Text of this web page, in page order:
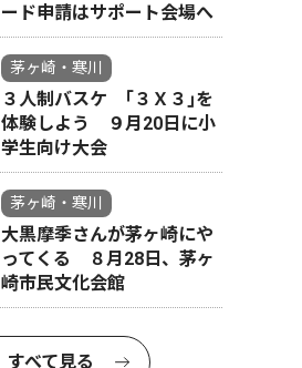
ード申請はサポート会場へ
茅ヶ崎・寒川
３人制バスケ ｢３Ｘ３｣を
体験しよう ９月20日に小
学生向け大会
茅ヶ崎・寒川
大黒摩季さんが茅ヶ崎にや
ってくる ８月28日、茅ヶ
崎市民文化会館
すべて見る